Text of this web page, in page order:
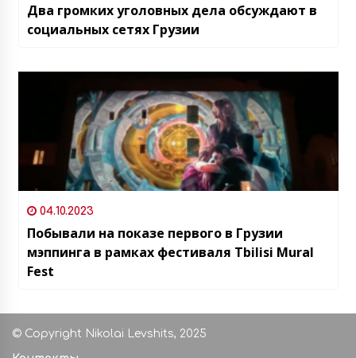
Два громких уголовных дела обсуждают в
социальных сетях Грузии
04.10.2023
Побывали на показе первого в Грузии
мэппинга в рамках фестиваля Tbilisi Mural
Fest
© Copyright Nikolai Levshits, 2025